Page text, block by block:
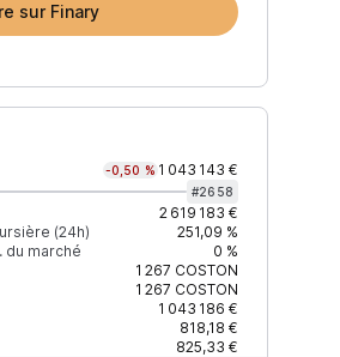
sur Finary
-0,50 % 1 043 143 €
#2658
2 619 183 €
(24h)
251,09 %
du marché
0 %
1 267 COSTON
1 267 COSTON
1 043 186 €
818,18 €
825,33 €
Confiance Mis à jour